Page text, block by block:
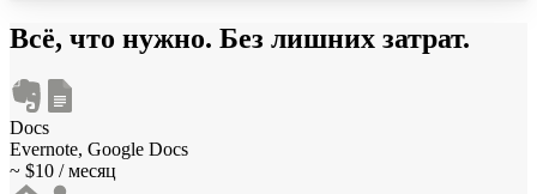
Всё, что нужно. Без лишних затрат.
Docs
Evernote, Google Docs
~ $10 / месяц